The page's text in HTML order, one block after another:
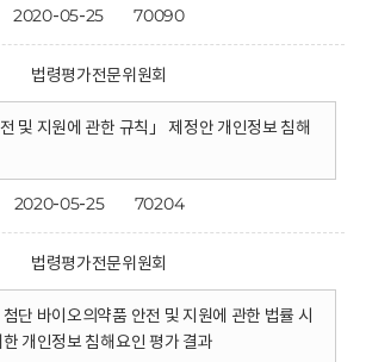
2020-05-25 70090
법령평가전문위원회
및 지원에 관한 규칙」 제정안 개인정보 침해
2020-05-25 70204
법령평가전문위원회
첨단 바이오의약품 안전 및 지원에 관한 법률 시
개인정보 침해요인 평가 결과